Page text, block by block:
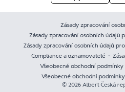
Zásady zpracování
Zásady zpracování osobních údajů
Zásady zpracování osobních údajů
Compliance a oznamovatelé
Všeobecné obchodní
Všeobecné obchodní
© 2026 Albert Česká